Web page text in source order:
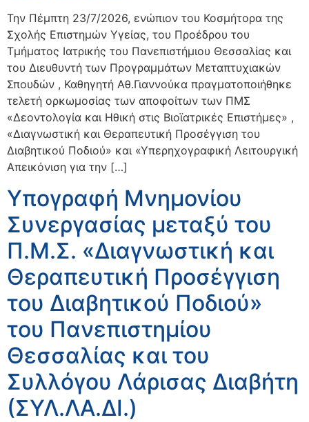
Την Πέμπτη 23/7/2026, ενώπιον του Κοσμήτορα της
Σχολής Επιστημών Υγείας, του Προέδρου του
Τμήματος Ιατρικής του Πανεπιστήμιου Θεσσαλίας και
του Διευθυντή των Προγραμμάτων Μεταπτυχιακών
Σπουδών , Καθηγητή Αθ.Γιαννούκα πραγματοποιήθηκε
τελετή ορκωμοσίας των αποφοίτων των ΠΜΣ
«Δεοντολογία και Ηθική στις Βιοϊατρικές Επιστήμες» ,
«Διαγνωστική και Θεραπευτική Προσέγγιση του
Διαβητικού Ποδιού» και «Υπερηχογραφική Λειτουργική
Απεικόνιση για την […]
Υπογραφή Μνημονίου
Συνεργασίας μεταξύ του
Π.Μ.Σ. «Διαγνωστική και
Θεραπευτική Προσέγγιση
του Διαβητικού Ποδιού»
του Πανεπιστημίου
Θεσσαλίας και του
Συλλόγου Λάρισας Διαβήτη
(ΣΥΛ.ΛΑ.ΔΙ.)